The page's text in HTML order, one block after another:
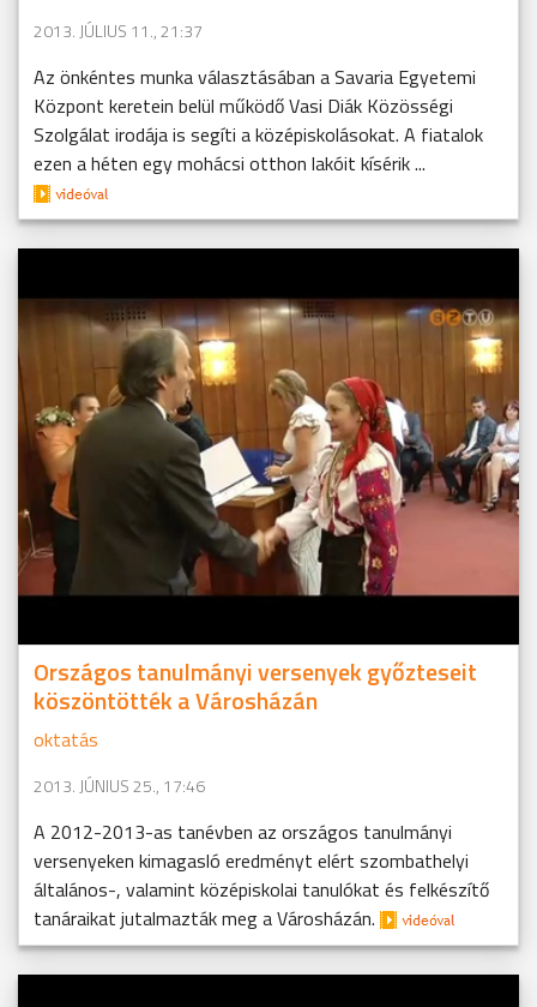
2013. JÚLIUS 11., 21:37
Az önkéntes munka választásában a Savaria Egyetemi
Központ keretein belül működő Vasi Diák Közösségi
Szolgálat irodája is segíti a középiskolásokat. A fiatalok
ezen a héten egy mohácsi otthon lakóit kísérik ...
Országos tanulmányi versenyek győzteseit
köszöntötték a Városházán
oktatás
2013. JÚNIUS 25., 17:46
A 2012-2013-as tanévben az országos tanulmányi
versenyeken kimagasló eredményt elért szombathelyi
általános-, valamint középiskolai tanulókat és felkészítő
tanáraikat jutalmazták meg a Városházán.